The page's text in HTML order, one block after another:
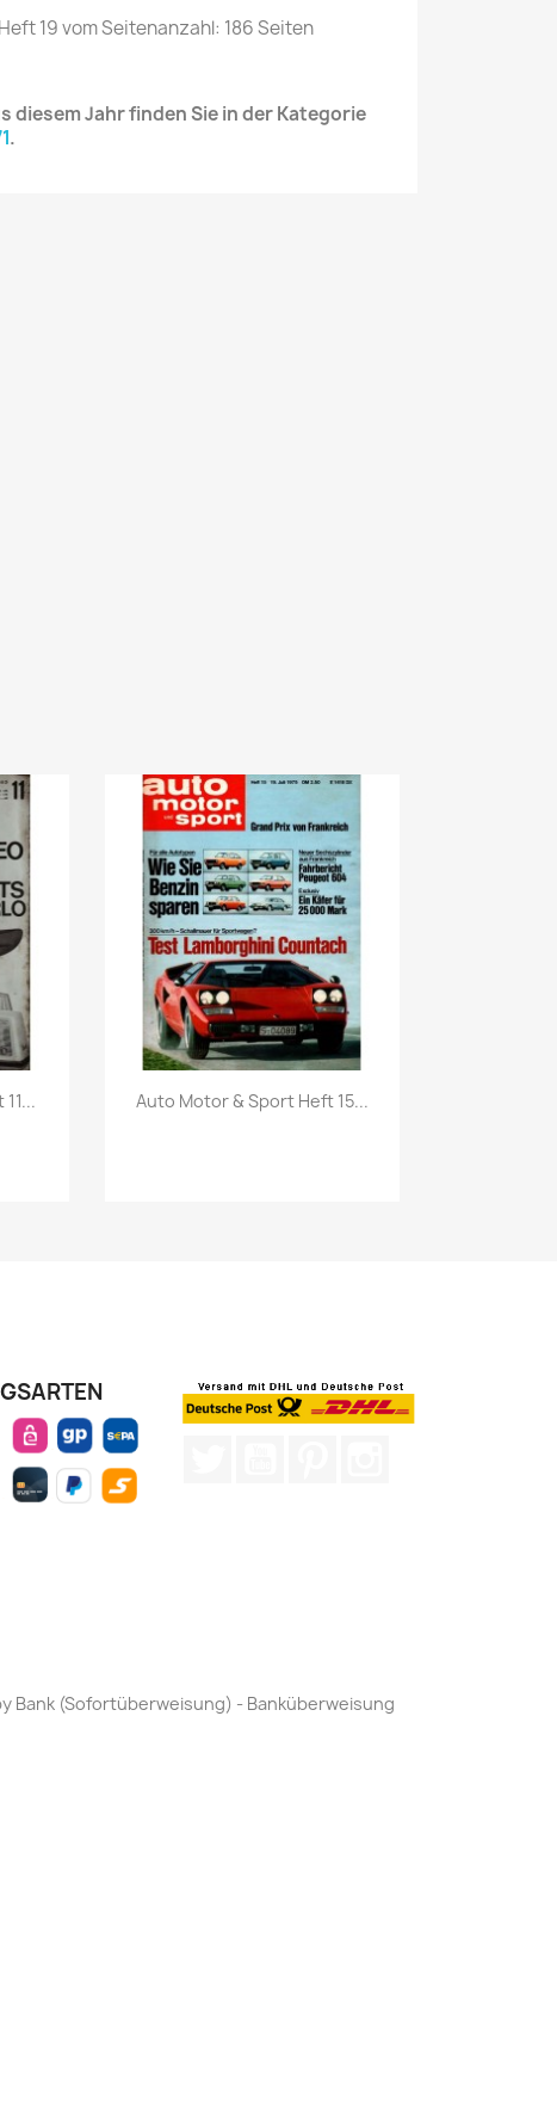
19 vom Seitenanzahl: 186 Seiten
diesem Jahr finden Sie in der Kategorie
.
Vorschau
Auto Motor & Sport Heft 15...
Bank (Sofortüberweisung) - Banküberweisung